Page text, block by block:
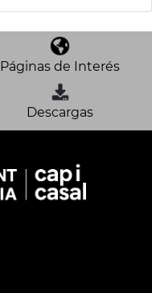
Páginas de Interés
Descargas